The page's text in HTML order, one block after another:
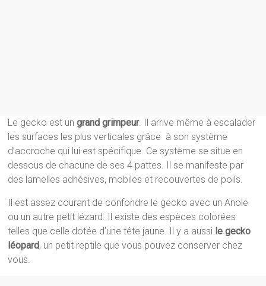
Le gecko est ungrand grimpeur. Il arrive même à escalader
les surfaces les plus verticales grâce à son système
d’accroche qui lui est spécifique. Ce système se situe en
dessous de chacune de ses 4 pattes. Il se manifeste par
des lamelles adhésives, mobiles et recouvertes de poils.
Il est assez courant de confondre le gecko avec un Anole
ou un autre petit lézard. Il existe des espèces colorées
telles que celle dotée d’une tête jaune. Il y a aussi le gecko
léopard, un petit reptile que vous pouvez conserver chez
vous.